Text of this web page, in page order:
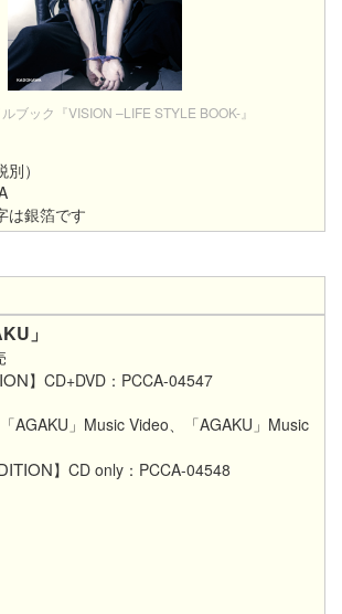
ブック『VISION –LIFE STYLE BOOK-』
）
は銀箔です
」
】CD+DVD：PCCA-04547
AGAKU」Music Video、「AGAKU」Music
】CD only：PCCA-04548